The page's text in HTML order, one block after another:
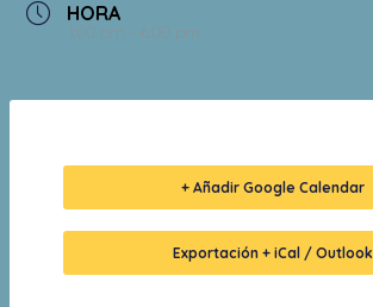
HORA
1:00 pm - 6:00 pm
+ Añadir Google Calendar
Exportación + iCal / Outlook